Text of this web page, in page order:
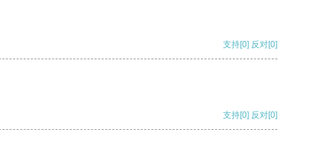
支持[0] 反对[0]
支持[0] 反对[0]